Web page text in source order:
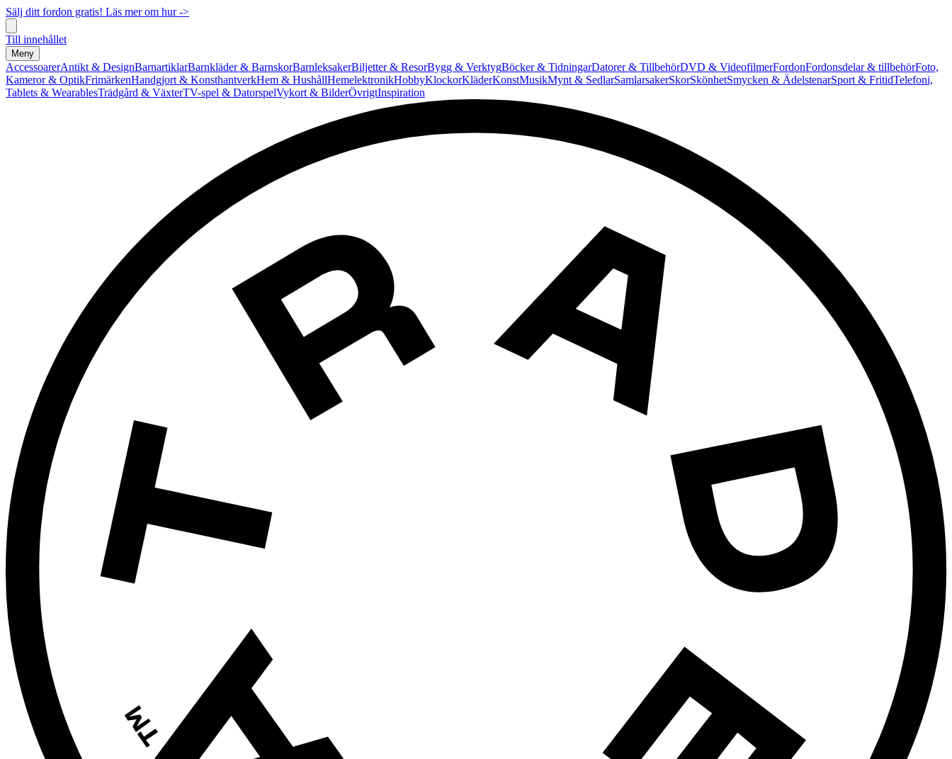
Sälj ditt fordon gratis! Läs mer om hur ->
Till innehållet
Meny
AccessoarerAntikt & DesignBarnartiklarBarnkläder & BarnskorBarnleksakerBiljetter & ResorBygg & VerktygBöcker & TidningarDatorer & TillbehörDVD & VideofilmerFordonFordonsdelar & tillbehörFoto,
Kameror & OptikFrimärkenHandgjort & KonsthantverkHem & HushållHemelektronikHobbyKlockorKläderKonstMusikMynt & SedlarSamlarsakerSkorSkönhetSmycken & ÄdelstenarSport & FritidTelefoni,
Tablets & WearablesTrädgård & VäxterTV-spel & DatorspelVykort & BilderÖvrigtInspiration